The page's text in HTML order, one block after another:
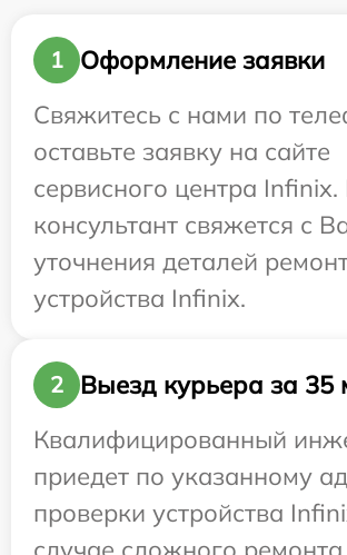
1
Оформление заявки
Свяжитесь с нами по
оставьте заявку на сайте
сервисного центра
консультант свяжется с
уточнения деталей
устройства Infinix.
2
Выезд курьера за 35
Квалифицированный
приедет по указанному
проверки устройства